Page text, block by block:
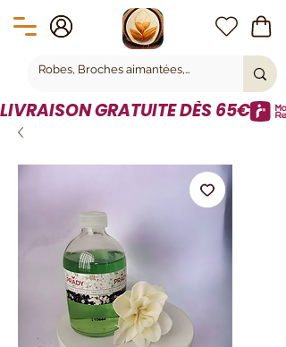
LIVRAISON GRATUITE DÈS 65€